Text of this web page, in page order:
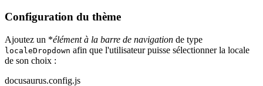
Configuration du thème
Ajoutez un *élément à la barre de navigation de type
localeDropdown afin que l'utilisateur puisse sélectionner la locale
de son choix :
docusaurus.config.js